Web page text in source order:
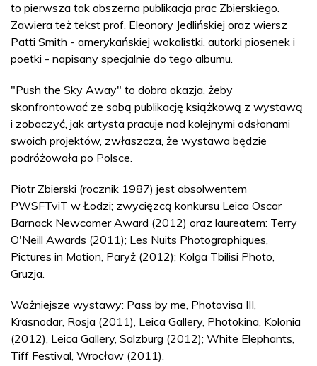
to pierwsza tak obszerna publikacja prac Zbierskiego.
Zawiera też tekst prof. Eleonory Jedlińskiej oraz wiersz
Patti Smith - amerykańskiej wokalistki, autorki piosenek i
poetki - napisany specjalnie do tego albumu.
"Push the Sky Away" to dobra okazja, żeby
skonfrontować ze sobą publikację książkową z wystawą
i zobaczyć, jak artysta pracuje nad kolejnymi odsłonami
swoich projektów, zwłaszcza, że wystawa będzie
podróżowała po Polsce.
Piotr Zbierski (rocznik 1987) jest absolwentem
PWSFTviT w Łodzi; zwycięzcą konkursu Leica Oscar
Barnack Newcomer Award (2012) oraz laureatem: Terry
O'Neill Awards (2011); Les Nuits Photographiques,
Pictures in Motion, Paryż (2012); Kolga Tbilisi Photo,
Gruzja.
Ważniejsze wystawy: Pass by me, Photovisa III,
Krasnodar, Rosja (2011), Leica Gallery, Photokina, Kolonia
(2012), Leica Gallery, Salzburg (2012); White Elephants,
Tiff Festival, Wrocław (2011).